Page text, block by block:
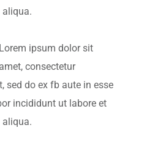
aliqua.
Lorem ipsum dolor sit
amet, consectetur
sed do ex fb aute in esse
incididunt ut labore et
aliqua.